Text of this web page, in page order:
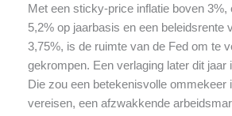
Met een sticky-price inflatie boven 3%,
5,2% op jaarbasis en een beleidsrente
3,75%, is de ruimte van de Fed om te
gekrompen. Een verlaging later dit jaar
Die zou een betekenisvolle ommekeer
vereisen, een afzwakkende